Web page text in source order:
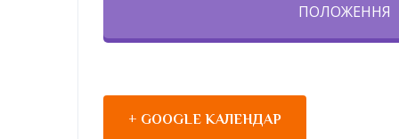
ПОЛОЖЕННЯ
+ GOOGLE КАЛЕНДАР